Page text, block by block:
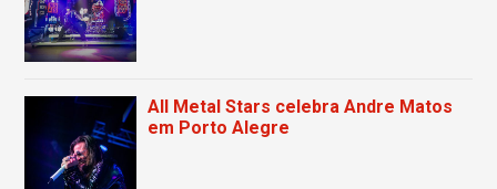
All Metal Stars celebra Andre Matos
em Porto Alegre